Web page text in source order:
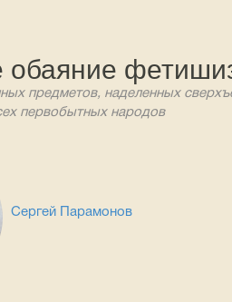
обаяние
предметов, наделенных
первобытных народов
Сергей Парамонов